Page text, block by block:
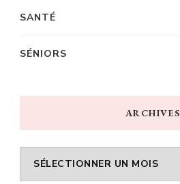
SANTÉ
SÉNIORS
ARCHIVES
Archives